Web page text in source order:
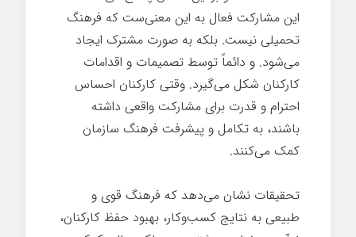
این مشارکت فعال به این معنی‌ست که فرهنگ
تحمیلی نیست. بلکه به صورت مشترک ایجاد
می‌شود. و دائماً توسط تصمیمات و اقدامات
کارکنان شکل می‌گیرد. وقتی کارکنان احساس
احترام و قدرت برای مشارکت واقعی داشته
باشند، به تکامل و پیشرفت فرهنگ سازمان
کمک می‌کنند.
تحقیقات نشان می‌دهد که فرهنگ قوی و
طبیعی به نتایج کسب‌وکار، بهبود حفظ کارکنان،